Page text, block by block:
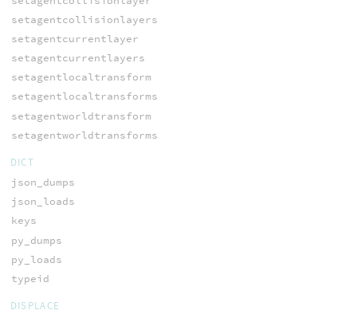
setagentcollisionlayers
setagentcurrentlayer
setagentcurrentlayers
setagentlocaltransform
setagentlocaltransforms
setagentworldtransform
setagentworldtransforms
DICT
json_dumps
json_loads
keys
py_dumps
py_loads
typeid
DISPLACE